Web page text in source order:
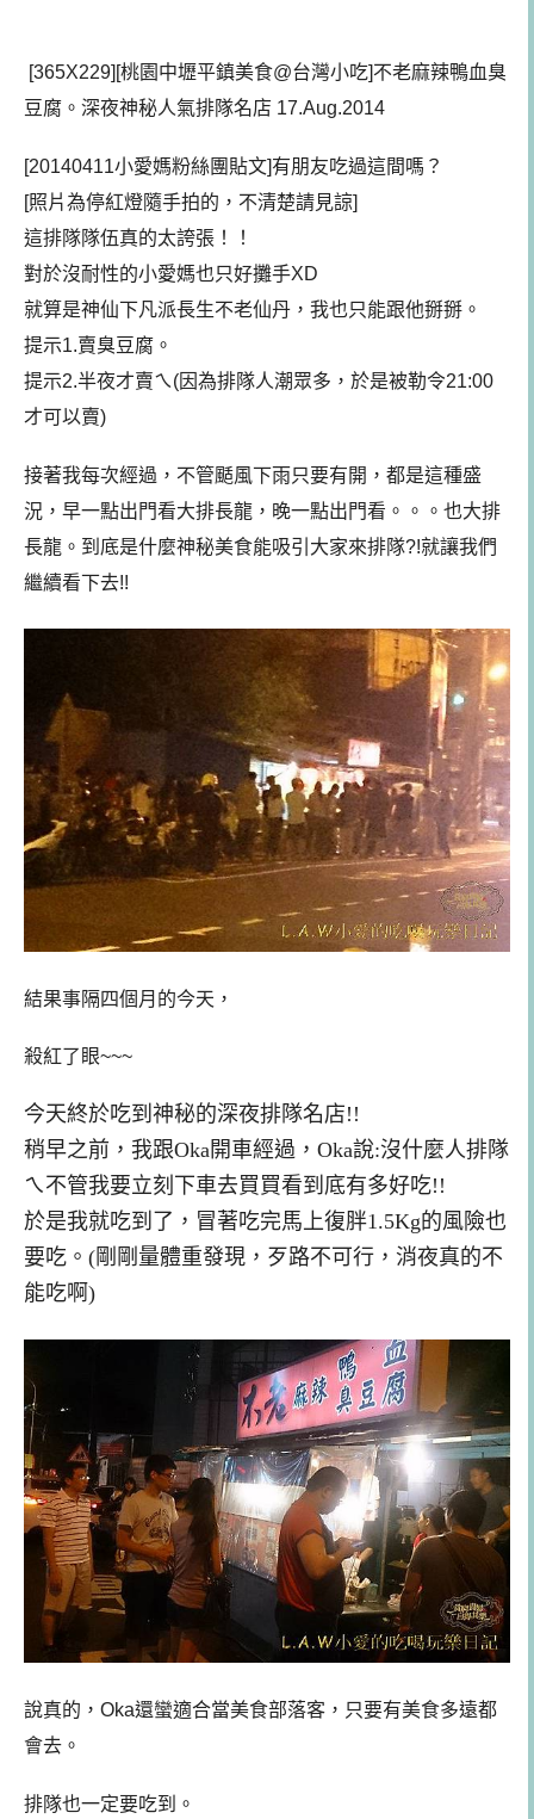
[365X229][桃園中壢平鎮美食@台灣小吃]不老麻辣鴨血臭
豆腐。深夜神秘人氣排隊名店 17.Aug.2014
[20140411小愛媽粉絲團貼文]有朋友吃過這間嗎？
[照片為停紅燈隨手拍的，不清楚請見諒]
這排隊隊伍真的太誇張！！
對於沒耐性的小愛媽也只好攤手XD
就算是神仙下凡派長生不老仙丹，我也只能跟他掰掰。
提示1.賣臭豆腐。
提示2.半夜才賣ㄟ(因為排隊人潮眾多，於是被勒令21:00
才可以賣)
接著我每次經過，不管颳風下雨只要有開，都是這種盛
況，早一點出門看大排長龍，晚一點出門看。。。也大排
長龍。到底是什麼神秘美食能吸引大家來排隊?!就讓我們
繼續看下去!!
結果事隔四個月的今天，
殺紅了眼~~~
今天終於吃到神秘的深夜排隊名店!!
稍早之前，我跟Oka開車經過，Oka說:沒什麼人排隊
ㄟ不管我要立刻下車去買買看到底有多好吃!!
於是我就吃到了，冒著吃完馬上復胖1.5Kg的風險也
要吃。(剛剛量體重發現，歹路不可行，消夜真的不
能吃啊)
說真的，Oka還蠻適合當美食部落客，只要有美食多遠都
會去。
排隊也一定要吃到。